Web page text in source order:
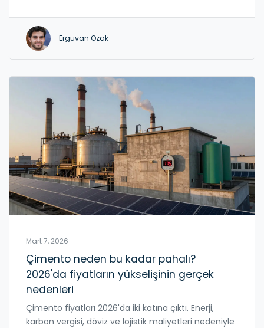
Erguvan Ozak
Mart 7, 2026
Çimento neden bu kadar pahalı?
2026'da fiyatların yükselişinin gerçek
nedenleri
Çimento fiyatları 2026'da iki katına çıktı. Enerji,
karbon vergisi, döviz ve lojistik maliyetleri nedeniyle